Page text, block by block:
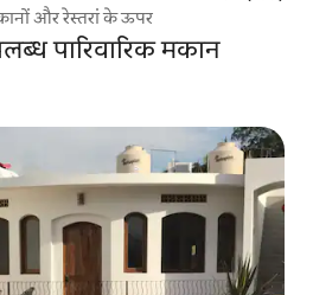
और रेस्तरां के ऊपर
पारिवारिक मकान